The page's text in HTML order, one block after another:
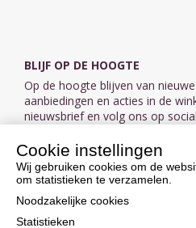
BLIJF OP DE HOOGTE
Op de hoogte blijven van
aanbiedingen en acties in de
nieuwsbrief en volg ons op
Aanmelden
VOLG ONS OP SOCIAL MEDIA
Cookie instellingen
Wij gebruiken cookies om de
om statistieken te verzamelen.
Noodzakelijke cookies
Statistieken